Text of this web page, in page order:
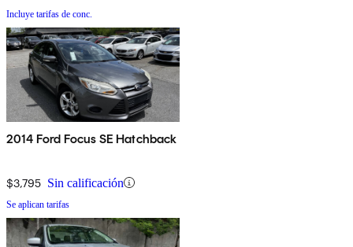
Incluye tarifas de conc.
2014 Ford Focus SE Hatchback
$3,795 Sin calificación
Se aplican tarifas